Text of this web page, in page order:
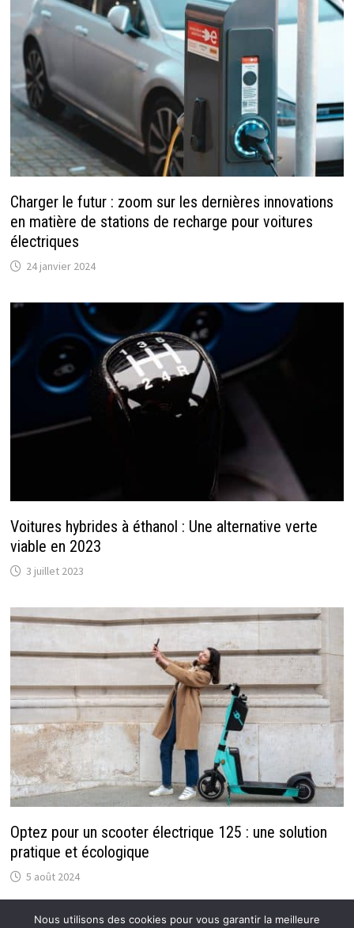
Charger le futur : zoom sur les dernières innovations
en matière de stations de recharge pour voitures
électriques
24 janvier 2024
Voitures hybrides à éthanol : Une alternative verte
viable en 2023
3 juillet 2023
Optez pour un scooter électrique 125 : une solution
pratique et écologique
5 août 2024
Nous utilisons des cookies pour vous garantir la meilleure